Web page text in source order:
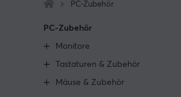
PC-Zubehör
PC-Zubehör
Monitore
Tastaturen & Zubehör
Mäuse & Zubehör